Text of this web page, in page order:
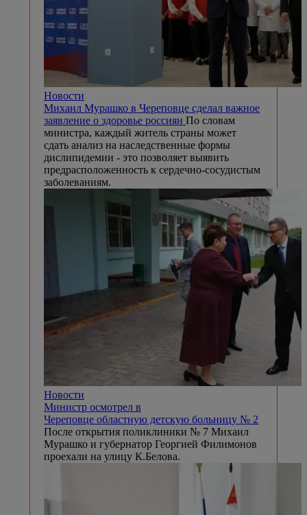
Новости
Михаил Мурашко в Череповце сделал важное
заявление о здоровье россиян По словам
министра, каждый житель страны может
сдать анализ на наследственные формы
дислипидемии - это позволяет выявить
предрасположенность к сердечно-сосудистым
заболеваниям.
Новости
Министр осмотрел в
Череповце областную детскую больницу № 2
После открытия поликлиники № 7 Михаил
Мурашко и губернатор Георгией Филимонов
проехали на улицу К.Белова.